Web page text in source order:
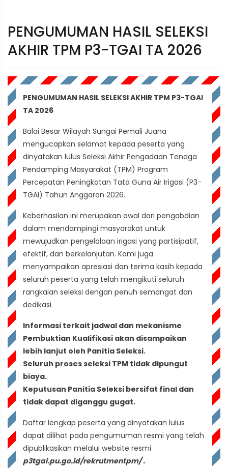
PENGUMUMAN HASIL SELEKSI
AKHIR TPM P3-TGAI TA 2026
PENGUMUMAN HASIL SELEKSI AKHIR TPM P3-TGAI
TA 2026
Balai Besar Wilayah Sungai Pemali Juana
mengucapkan selamat kepada peserta yang
dinyatakan lulus Seleksi Akhir Pengadaan Tenaga
Pendamping Masyarakat (TPM) Program
Percepatan Peningkatan Tata Guna Air Irigasi (P3-
TGAI) Tahun Anggaran 2026.
Keberhasilan ini merupakan awal dari pengabdian
dalam mendampingi masyarakat untuk
mewujudkan pengelolaan irigasi yang partisipatif,
efektif, dan berkelanjutan. Kami juga
menyampaikan apresiasi dan terima kasih kepada
seluruh peserta yang telah mengikuti seluruh
rangkaian seleksi dengan penuh semangat dan
dedikasi.
Informasi terkait jadwal dan mekanisme
Pembuktian Kualifikasi akan disampaikan
lebih lanjut oleh Panitia Seleksi.
Seluruh proses seleksi TPM tidak dipungut
biaya.
Keputusan Panitia Seleksi bersifat final dan
tidak dapat diganggu gugat.
Daftar lengkap peserta yang dinyatakan lulus
dapat dilihat pada pengumuman resmi yang telah
dipublikasikan melalui website resmi
p3tgai.pu.go.id/rekrutmentpm/ .